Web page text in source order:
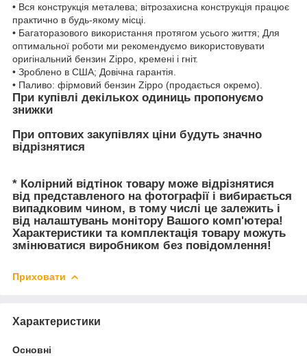
• Вся конструкція металева; вітрозахисна конструкція працює
практично в будь-якому місці.
• Багаторазового використання протягом усього життя; Для
оптимальної роботи ми рекомендуємо використовувати
оригінальний бензин Zippo, кремені і гніт.
• Зроблено в США; Довічна гарантія.
• Паливо: фірмовий бензин Zippo (продається окремо).
При купівлі декількох одиниць пропонуємо
знижки
При оптових закупівлях ціни будуть значно
відрізнятися
* Колірний відтінок товару може відрізнятися
від представленого на фотографії і вибирається
випадковим чином, в тому числі це залежить і
від налаштувань монітору Вашого комп'ютера!
Характеристики та комплектація товару можуть
змінюватися виробником без повідомлення!
Приховати
Характеристики
Основні